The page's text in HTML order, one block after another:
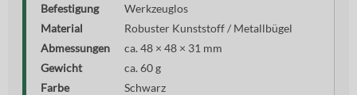
Befestigung
Werkzeuglos
Material
Robuster Kunststoff / Metallbügel
Abmessungen
ca. 48 × 48 × 31 mm
Gewicht
ca. 60 g
Farbe
Schwarz